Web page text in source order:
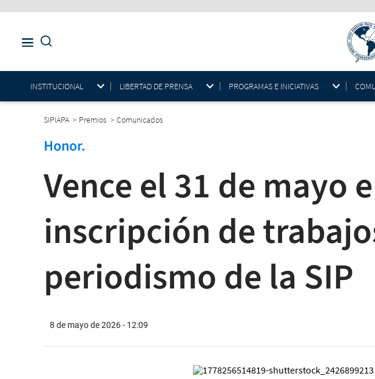
INSTITUCIONAL LIBERTAD DE PRENSA PROGRAMAS E INICIATIVAS
SIPIAPA > Premios >Comunicados
Honor.
Vence el 31 de mayo
inscripción de
periodismo de la SIP
8 de mayo de 2026 - 12:09